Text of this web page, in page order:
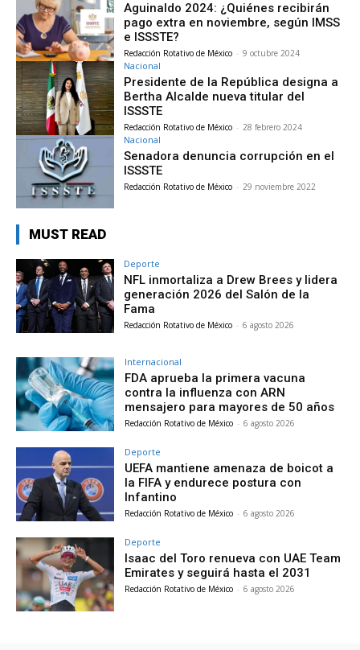
Aguinaldo 2024: ¿Quiénes recibirán
pago extra en noviembre, según IMSS
e ISSSTE?
Redacción Rotativo de México - 9 octubre 2024
Nacional
Presidente de la República designa a
Bertha Alcalde nueva titular del
ISSSTE
Redacción Rotativo de México - 28 febrero 2024
Nacional
Senadora denuncia corrupción en el
ISSSTE
Redacción Rotativo de México - 29 noviembre 2022
MUST READ
Deporte
NFL inmortaliza a Drew Brees y lidera
generación 2026 del Salón de la
Fama
Redacción Rotativo de México - 6 agosto 2026
Internacional
FDA aprueba la primera vacuna
contra la influenza con ARN
mensajero para mayores de 50 años
Redacción Rotativo de México - 6 agosto 2026
Deporte
UEFA mantiene amenaza de boicot a
la FIFA y endurece postura con
Infantino
Redacción Rotativo de México - 6 agosto 2026
Deporte
Isaac del Toro renueva con UAE Team
Emirates y seguirá hasta el 2031
Redacción Rotativo de México - 6 agosto 2026